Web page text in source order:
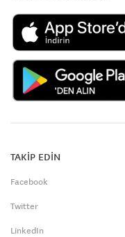
TAKİP EDİN
Facebook
Twitter
LinkedIn